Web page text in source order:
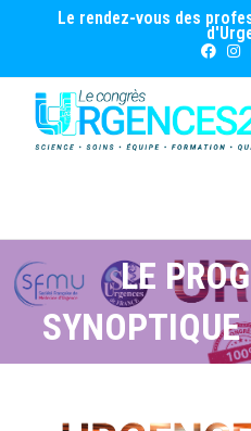
Le rendez-vous des
LE
SYNOPTIQUE